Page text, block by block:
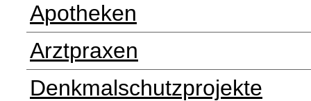
Apotheken
Arztpraxen
Denkmalschutzprojekte